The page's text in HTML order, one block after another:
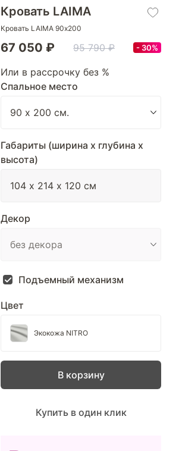
Кровать LAIMA
Кровать LAIMA 90х200
67 050 ₽ 95 790 ₽ 30%
Или в рассрочку без %
Спальное место
Габариты (ширина х глубина х
высота)
Декор
Подъемный механизм
Цвет
Экокожа NITRO
В корзину
Купить в один клик